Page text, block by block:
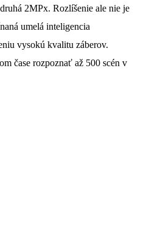
2MPx. Rozlíšenie ale nie je
umelá inteligencia
vysokú kvalitu záberov.
čase rozpoznať až 500 scén v